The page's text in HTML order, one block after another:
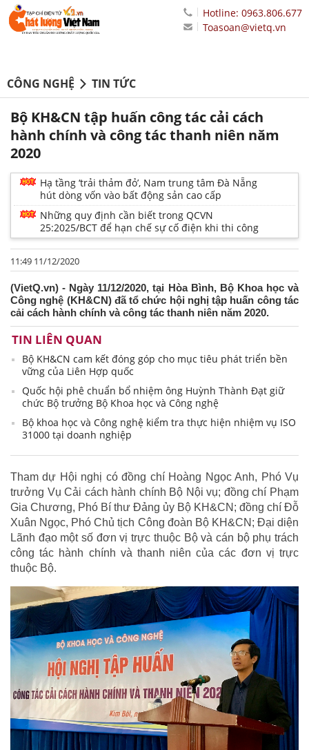
Hotline: 0963.806.677
Toasoan@vietq.vn
CÔNG NGHỆ TIN TỨC
Bộ KH&CN tập huấn công tác cải cách
hành chính và công tác thanh niên năm
2020
Hạ tầng ‘trải thảm đỏ’, Nam trung tâm Đà Nẵng
hút dòng vốn vào bất động sản cao cấp
Những quy định cần biết trong QCVN
25:2025/BCT để hạn chế sự cố điện khi thi công
11:49 11/12/2020
(VietQ.vn) - Ngày 11/12/2020, tại Hòa Bình, Bộ Khoa học và
Công nghệ (KH&CN) đã tổ chức hội nghị tập huấn công tác
cải cách hành chính và công tác thanh niên năm 2020.
TIN LIÊN QUAN
Bộ KH&CN cam kết đóng góp cho mục tiêu phát triển bền
vững của Liên Hợp quốc
Quốc hội phê chuẩn bổ nhiệm ông Huỳnh Thành Đạt giữ
chức Bộ trưởng Bộ Khoa học và Công nghệ
Bộ khoa học và Công nghệ kiểm tra thực hiện nhiệm vụ ISO
31000 tại doanh nghiệp
Tham dự Hội nghị có đồng chí Hoàng Ngọc Anh, Phó Vụ
trưởng Vụ Cải cách hành chính Bộ Nội vụ; đồng chí Phạm
Gia Chương, Phó Bí thư Đảng ủy Bộ KH&CN; đồng chí Đỗ
Xuân Ngọc, Phó Chủ tịch Công đoàn Bộ KH&CN; Đại diện
Lãnh đạo một số đơn vị trực thuộc Bộ và cán bộ phụ trách
công tác hành chính và thanh niên của các đơn vị trực
thuộc Bộ.